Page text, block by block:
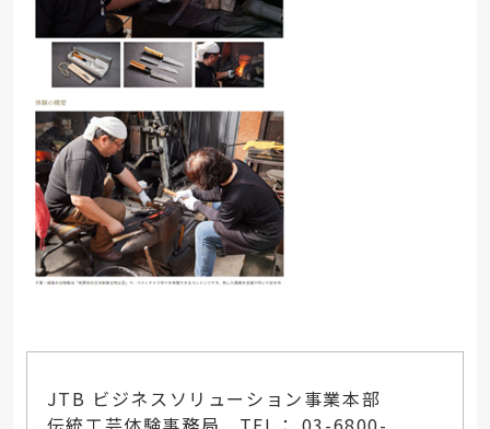
JTB ビジネスソリューション事業本部